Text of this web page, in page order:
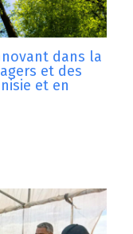
dans la
et des
et en